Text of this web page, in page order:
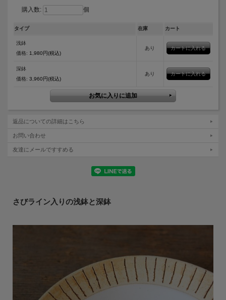
購入数: 個
タイプ 在庫 カート
浅鉢
価格: 1,980円(税込)
あり
深鉢
価格: 3,960円(税込)
あり
返品についての詳細はこちら
お問い合わせ
友達にメールですすめる
さびライン入りの浅鉢と深鉢